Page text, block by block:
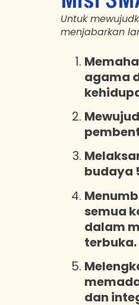
Untuk
menjabarkan
agama
budaya
semua
dalam
terbuka.
dan